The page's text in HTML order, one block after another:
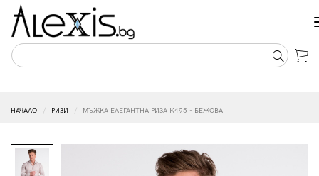
НАЧАЛО РИЗИ МЪЖКА ЕЛЕГАНТНА РИЗА K495 - БЕЖОВА